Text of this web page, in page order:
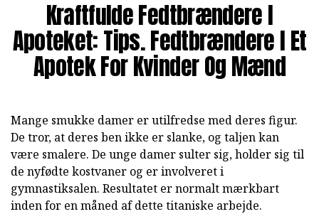
Kraftfulde Fedtbrændere I
Apoteket: Tips. Fedtbrændere I Et
Apotek For Kvinder Og Mænd
Mange smukke damer er utilfredse med deres figur.
De tror, at deres ben ikke er slanke, og taljen kan
være smalere. De unge damer sulter sig, holder sig til
de nyfødte kostvaner og er involveret i
gymnastiksalen. Resultatet er normalt mærkbart
inden for en måned af dette titaniske arbejde.